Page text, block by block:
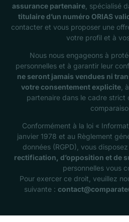
assurance partenaire , spécialisé
titulaire d’un numéro ORIAS
contacter et vous proposer une
votre profil et à
Nous nous engageons à
personnelles et à garantir leur
ne seront jamais vendues ni
votre consentement explicite,
partenaire dans le cadre strict
Conformément à la loi «
janvier 1978 et au Règlement
données (RGPD), vous disposez
rectification, d’opposition et de
personnelles vous
Pour exercer ce droit, veuillez
suivante :
Contact